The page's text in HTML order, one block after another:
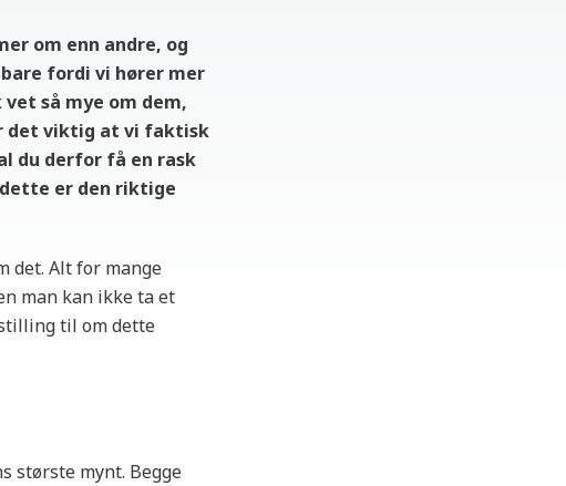
om enn andre, og
fordi vi hører mer
så mye om dem,
det viktig at vi faktisk
du derfor få en rask
er den riktige
det. Alt for mange
man kan ikke ta et
til om dette
største mynt. Begge